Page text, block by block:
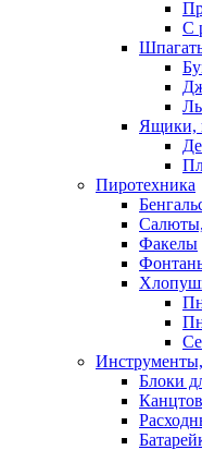
С
Ящики,
Пиротехника
Факелы
Блоки